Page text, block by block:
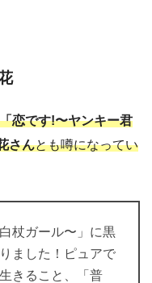
「恋です!〜ヤンキー君
さんとも噂になってい
杖ガール〜」に黒
ました！ピュアで
きること、「普